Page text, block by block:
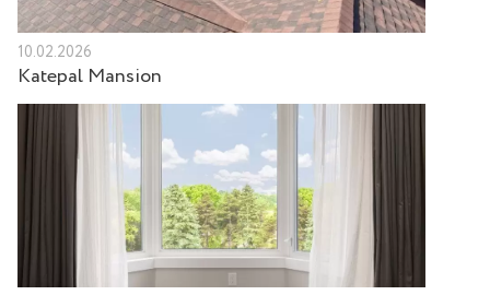
10.02.2026
Katepal Mansion